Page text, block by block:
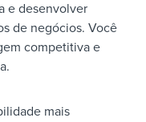
e desenvolver
de negócios. Você
competitiva e
mais